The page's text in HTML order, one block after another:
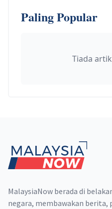
Paling Popular
Tiada
MalaysiaNow berada di
negara, membawakan berita,